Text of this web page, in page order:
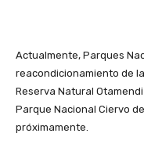
Actualmente, Parques
reacondicionamiento de
Reserva Natural
Parque Nacional Ciervo
próximamente.